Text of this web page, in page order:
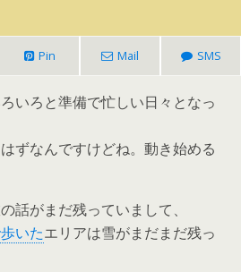
Pin Mail SMS
いろと準備で忙しい日々となっ
ずなんですけどね。動き始める
話がまだ残っていまして、
いたエリアは雪がまだまだ残っ